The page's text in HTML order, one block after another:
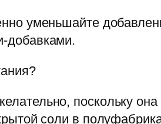
уменьшайте
добавками.
поскольку
соли в